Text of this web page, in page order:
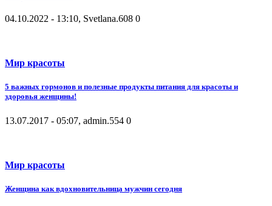
04.10.2022 - 13:10, Svetlana.608 0
Мир красоты
5 важных гормонов и полезные продукты питания для красоты и
здоровья женщины!
13.07.2017 - 05:07, admin.554 0
Мир красоты
Женщина как вдохновительница мужчин сегодня